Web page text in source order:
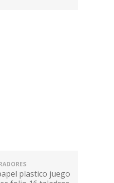
plastico juego